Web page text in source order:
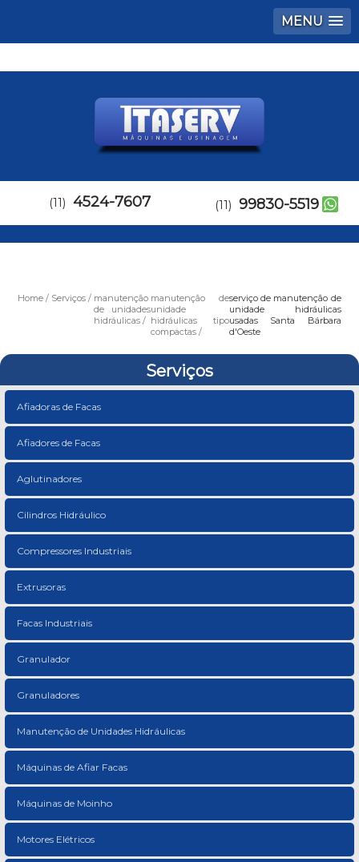
MENU
(11) 4524-7607 (11) 99830-5519
Home Serviços
manutenção
de unidades
hidráulicas
manutenção de
unidade
hidráulicas tipo
compactas
serviço de manutenção de
unidade hidráulicas
usadas Santa Bárbara
d'Oeste
Serviços
Afiadoras de Facas
Afiadores de Facas
Aglutinadores
Cilindros Hidráulico
Compressores Industriais
Extrusoras
Facas Industriais
Granulador
Granuladores
Manutenção de Unidades Hidráulicas
Máquinas de Afiar Facas
Máquinas de Moinho
Motores Elétricos